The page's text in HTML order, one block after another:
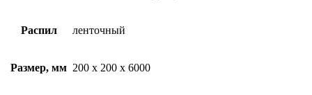
Распил ленточный
Размер, мм 200 х 200 х 6000